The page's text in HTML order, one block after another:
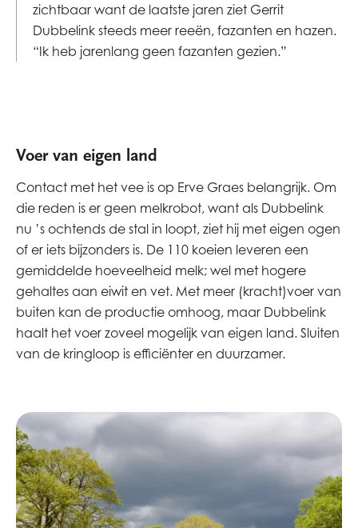
zichtbaar want de laatste jaren ziet Gerrit
Dubbelink steeds meer reeën, fazanten en hazen.
“Ik heb jarenlang geen fazanten gezien.”
Voer van eigen land
Contact met het vee is op Erve Graes belangrijk. Om
die reden is er geen melkrobot, want als Dubbelink
nu ’s ochtends de stal in loopt, ziet hij met eigen ogen
of er iets bijzonders is. De 110 koeien leveren een
gemiddelde hoeveelheid melk; wel met hogere
gehaltes aan eiwit en vet. Met meer (kracht)voer van
buiten kan de productie omhoog, maar Dubbelink
haalt het voer zoveel mogelijk van eigen land. Sluiten
van de kringloop is efficiënter en duurzamer.